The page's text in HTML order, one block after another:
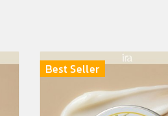
Best Seller